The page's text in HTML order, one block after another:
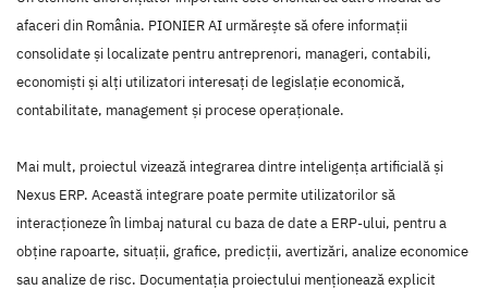
afaceri din România. PIONIER AI urmărește să ofere informații
consolidate și localizate pentru antreprenori, manageri, contabili,
economiști și alți utilizatori interesați de legislație economică,
contabilitate, management și procese operaționale.
Mai mult, proiectul vizează integrarea dintre inteligența artificială și
Nexus ERP. Această integrare poate permite utilizatorilor să
interacționeze în limbaj natural cu baza de date a ERP-ului, pentru a
obține rapoarte, situații, grafice, predicții, avertizări, analize economice
sau analize de risc. Documentația proiectului menționează explicit